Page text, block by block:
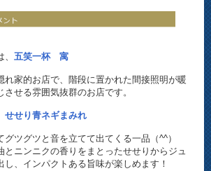
、五笑一杯 寓
れ家的お店で、階段に置かれた間接照明が暖
せる雰囲気抜群のお店です。
せせり青ネギまみれ
グツグツと音を立てて出てくる一品（^^）
とニンニクの香りをまとったせせりからジュ
し、インパクトある旨味が楽しめます！